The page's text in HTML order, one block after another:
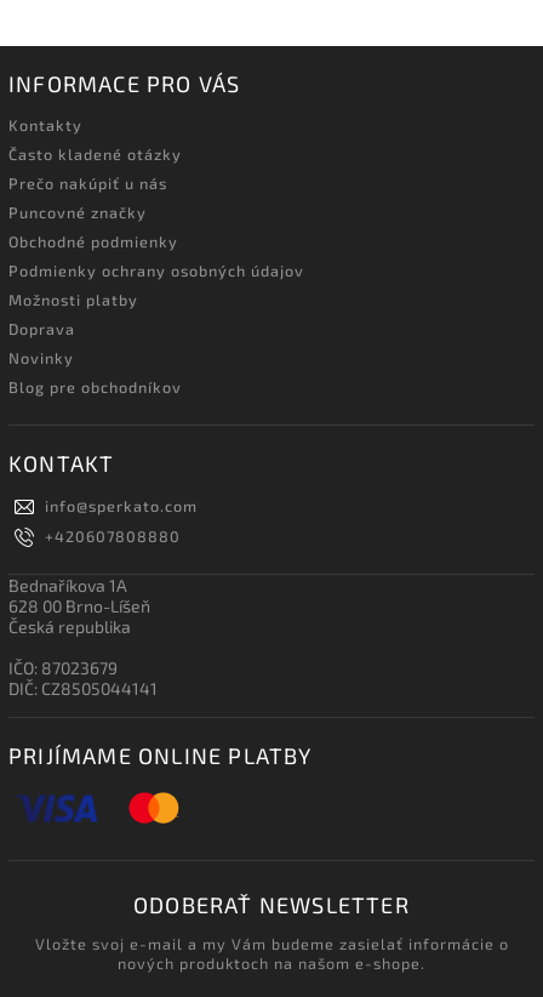
INFORMACE PRO VÁS
Kontakty
Často kladené otázky
Prečo nakúpiť u nás
Puncovné značky
Obchodné podmienky
Podmienky ochrany osobných údajov
Možnosti platby
Doprava
Novinky
Blog pre obchodníkov
KONTAKT
info@sperkato.com
+420607808880
Bednaříkova 1A
628 00 Brno-Líšeň
Česká republika
IČO: 87023679
DIČ: CZ8505044141
PRIJÍMAME ONLINE PLATBY
ODOBERAŤ NEWSLETTER
Vložte svoj e-mail a my Vám budeme zasielať informácie o
nových produktoch na našom e-shope.